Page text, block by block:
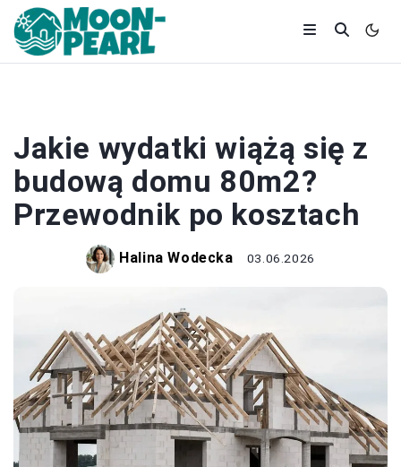
Jakie wydatki wiążą się z
budową domu 80m2?
Przewodnik po kosztach
Halina Wodecka 03.06.2026